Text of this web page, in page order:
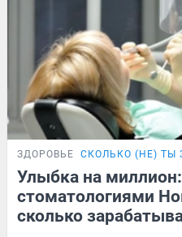
ЗДОРОВЬЕ СКОЛЬКО (НЕ) ТЫ
Улыбка на
стоматологиями
сколько